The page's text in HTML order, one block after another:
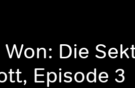
Die
Episode 3